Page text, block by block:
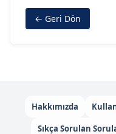
← Geri Dön
Hakkımızda
Sıkça Sorulan